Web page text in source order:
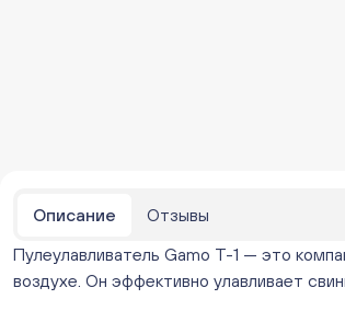
Описание
Отзывы
Пулеулавливатель Gamo T-1 — это
воздухе. Он эффективно улавливает